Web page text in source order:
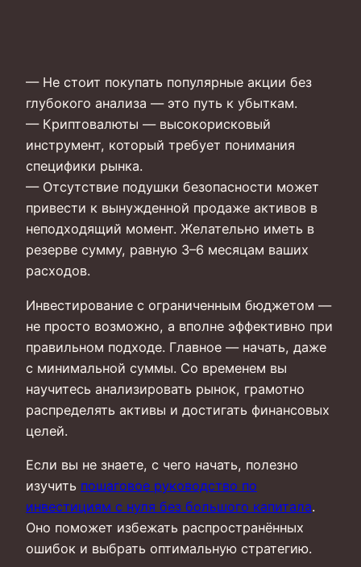
— Не стоит покупать популярные акции без
глубокого анализа — это путь к убыткам.
— Криптовалюты — высокорисковый
инструмент, который требует понимания
специфики рынка.
— Отсутствие подушки безопасности может
привести к вынужденной продаже активов в
неподходящий момент. Желательно иметь в
резерве сумму, равную 3–6 месяцам ваших
расходов.
Инвестирование с ограниченным бюджетом —
не просто возможно, а вполне эффективно при
правильном подходе. Главное — начать, даже
с минимальной суммы. Со временем вы
научитесь анализировать рынок, грамотно
распределять активы и достигать финансовых
целей.
Если вы не знаете, с чего начать, полезно
изучить пошаговое руководство по
инвестициям с нуля без большого капитала.
Оно поможет избежать распространённых
ошибок и выбрать оптимальную стратегию.